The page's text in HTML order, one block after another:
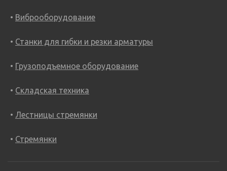
Виброоборудование
Станки для гибки и резки арматуры
Грузоподъемное оборудование
Складская техника
Лестницы стремянки
Стремянки